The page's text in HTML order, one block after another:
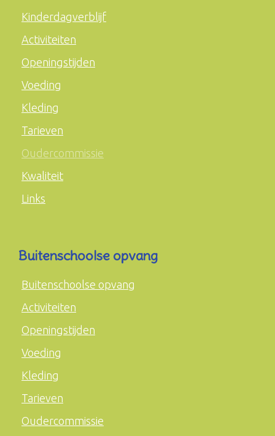
Kinderdagverblijf
Activiteiten
Openingstijden
Voeding
Kleding
Tarieven
Oudercommissie
Kwaliteit
Links
Buitenschoolse opvang
Buitenschoolse opvang
Activiteiten
Openingstijden
Voeding
Kleding
Tarieven
Oudercommissie